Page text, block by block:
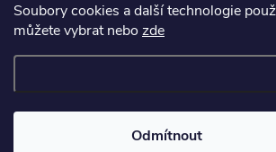
Soubory cookies a další technologie
můžete vybrat nebo zde
Odmítnout